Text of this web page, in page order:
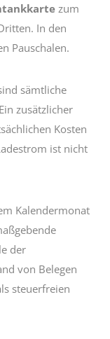
zum
In den
Pauschalen.
sämtliche
zusätzlicher
Kosten
ist nicht
Kalendermonat
der
von Belegen
steuerfreien